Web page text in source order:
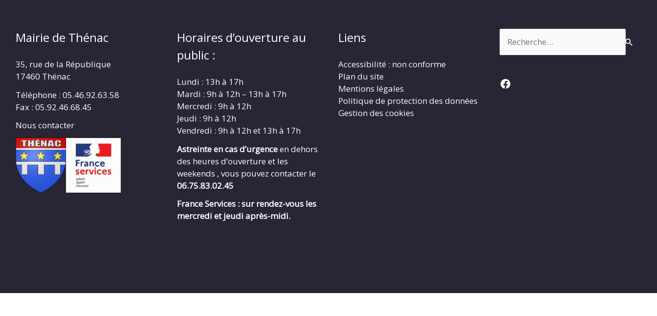
Mairie de Thénac
35, rue de la République
17460 Thénac
Téléphone : 05.46.92.63.58
Fax : 05.92.46.68.45
Nous contacter
Horaires d’ouverture au
public :
Lundi : 13h à 17h
Mardi : 9h à 12h – 13h à 17h
Mercredi : 9h à 12h
Jeudi : 9h à 12h
Vendredi : 9h à 12h et 13h à 17h
Astreinte en cas d’urgenceen dehors
des heures d’ouverture et les
weekends , vous pouvez contacter le
06.75.83.02.45
France Services : sur rendez-vous les
mercredi et jeudi après-midi.
Liens
Accessibilité : non conforme
Plan du site
Mentions légales
Politique de protection des données
Gestion des cookies
Facebook